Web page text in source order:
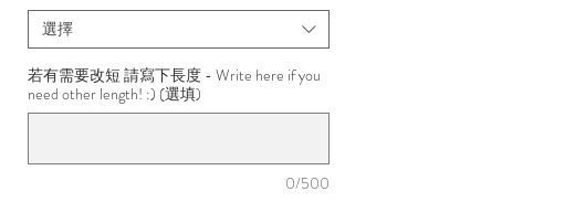
選擇
若有需要改短 請寫下長度 - Write here if you
need other length! :) (選填)
0/500